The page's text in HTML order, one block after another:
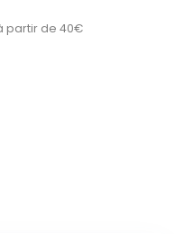
partir de 40€